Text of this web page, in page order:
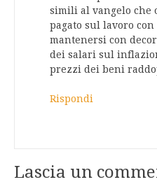
simili al vangelo che
pagato sul lavoro
mantenersi con
dei salari sul
prezzi dei beni
Rispondi
Lascia un